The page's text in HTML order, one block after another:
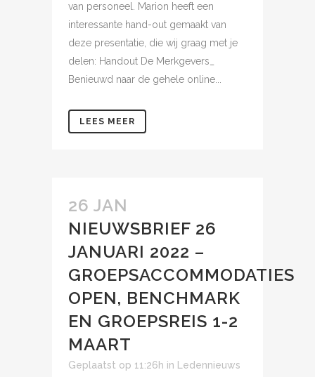
van personeel. Marion heeft een
interessante hand-out gemaakt van
deze presentatie, die wij graag met je
delen: Handout De Merkgevers_
Benieuwd naar de gehele online...
LEES MEER
26 JAN
NIEUWSBRIEF 26
JANUARI 2022 –
GROEPSACCOMMODATIES
OPEN, BENCHMARK
EN GROEPSREIS 1-2
MAART
Geplaatst op 11:26h in
Ledennieuws